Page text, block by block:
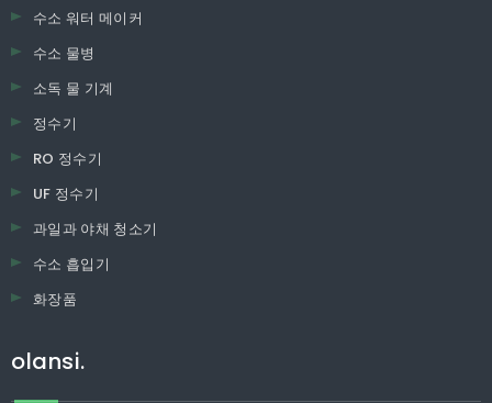
수소 워터 메이커
수소 물병
소독 물 기계
정수기
RO 정수기
UF 정수기
과일과 야채 청소기
수소 흡입기
화장품
olansi.